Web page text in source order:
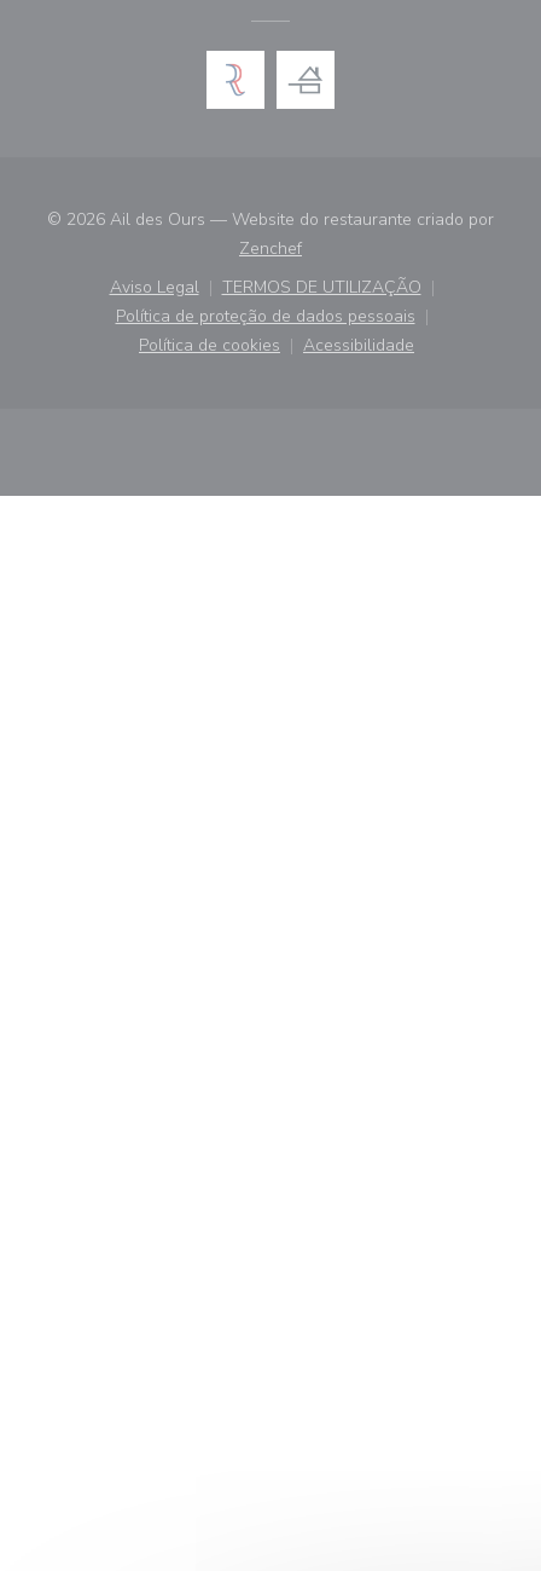
© 2026 Ail des Ours — Website do restaurante criado por
Zenchef((abre numa nova janela))
Aviso Legal
((abre numa nova janela))
TERMOS DE UTILIZAÇÃO
((abre numa nova janela))
Política de proteção de dados pessoais
((abre numa nova janela))
Política de cookies
((abre numa nova janela))
Acessibilidade
((abre numa nova